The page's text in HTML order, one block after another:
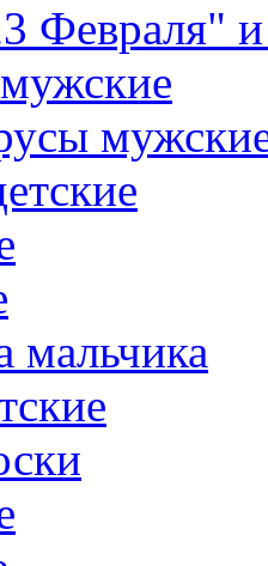
Февраля"
мальчика